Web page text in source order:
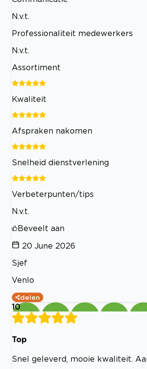
N.v.t.
Professionaliteit medewerkers
N.v.t.
Assortiment
Kwaliteit
Afspraken nakomen
Snelheid dienstverlening
Verbeterpunten/tips
N.v.t.
Beveelt aan
20 June 2026
Sjef
Venlo
delen
10
Top
Snel geleverd, mooie kwaliteit.